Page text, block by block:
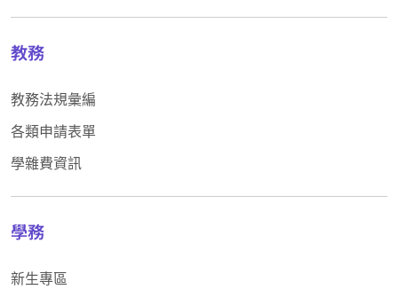
教務
教務法規彙編
各類申請表單
學雜費資訊
學務
新生專區